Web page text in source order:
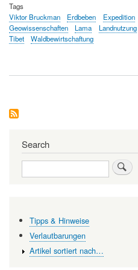
Tags
Viktor Bruckman
Erdbeben Expedition
Geowissenschaften
Lama Landnutzung
Tibet
Waldbewirtschaftung
Search
Search
Tipps & Hinweise
Verlautbarungen
Artikel sortiert nach…